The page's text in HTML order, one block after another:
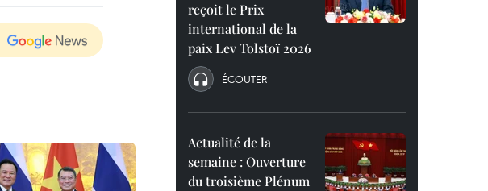
reçoit le Prix
international de la
paix Lev Tolstoï 2026
ÉCOUTER
Actualité de la
semaine : Ouverture
du troisième Plénum